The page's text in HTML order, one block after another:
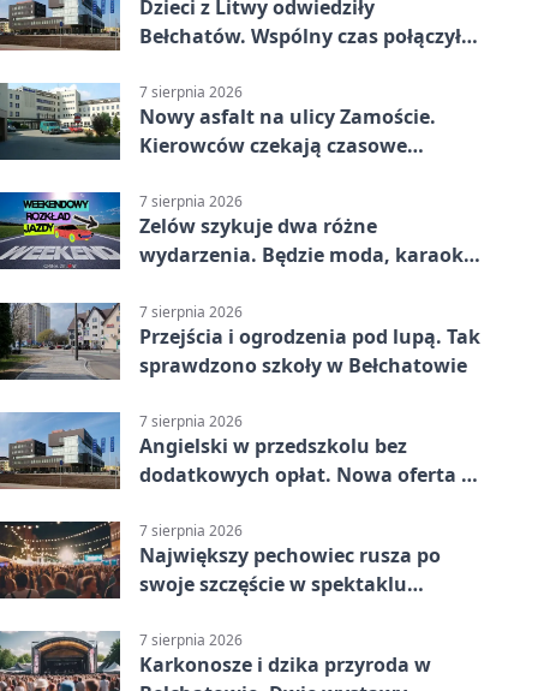
Dzieci z Litwy odwiedziły
Bełchatów. Wspólny czas połączył
7 sierpnia 2026
Nowy asfalt na ulicy Zamoście.
Kierowców czekają czasowe
7 sierpnia 2026
Zelów szykuje dwa różne
wydarzenia. Będzie moda, karaoke
7 sierpnia 2026
Przejścia i ogrodzenia pod lupą. Tak
sprawdzono szkoły w Bełchatowie
7 sierpnia 2026
Angielski w przedszkolu bez
dodatkowych opłat. Nowa oferta w
7 sierpnia 2026
Największy pechowiec rusza po
swoje szczęście w spektaklu
7 sierpnia 2026
Karkonosze i dzika przyroda w